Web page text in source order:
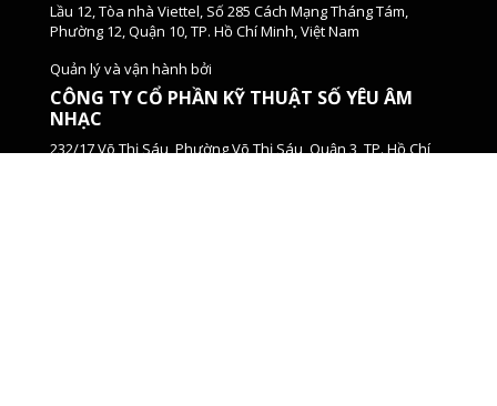
Lầu 12, Tòa nhà Viettel, Số 285 Cách Mạng Tháng Tám,
Phường 12, Quận 10, TP. Hồ Chí Minh, Việt Nam
Quản lý và vận hành bởi
CÔNG TY CỔ PHẦN KỸ THUẬT SỐ YÊU ÂM
NHẠC
232/17 Võ Thị Sáu, Phường Võ Thị Sáu, Quận 3, TP. Hồ Chí